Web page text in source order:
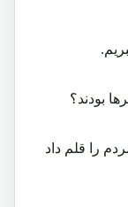
بودند؟
را قلم داد